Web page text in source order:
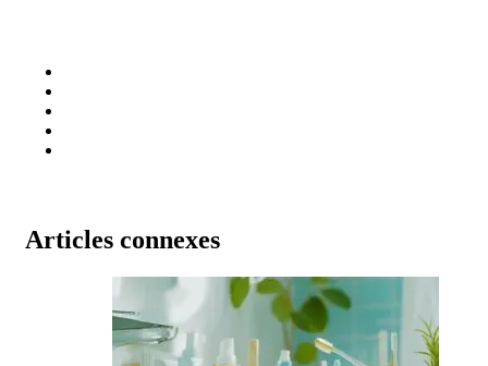
Articles connexes